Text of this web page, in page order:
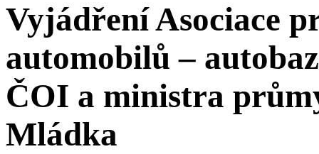
Vyjádření Asociace
automobilů –
ČOI a ministra
Mládka